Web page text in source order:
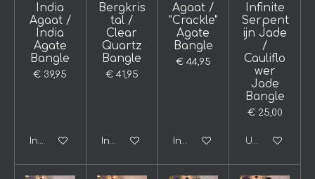
India
Agaat /
India
Agate
Bangle
€ 39,95
In winkelwagen
Bergkris
tal /
Clear
Quartz
Bangle
€ 41,95
In winkelwagen
Agaat /
"Crackle"
Agate
Bangle
€ 44,95
In winkelwagen
Infinite
Serpent
ijn Jade
/
Cauliflo
wer
Jade
Bangle
€ 25,00
Uitverkocht